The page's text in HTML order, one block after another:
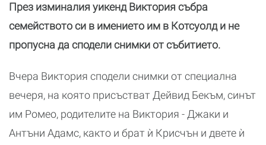
През изминалия уикенд Виктория събра
семейството си в имението им в Котсуолд и не
пропусна да сподели снимки от събитието.
Вчера Виктория сподели снимки от специална
вечеря, на която присъстват Дейвид Бекъм, синът
им Ромео, родителите на Виктория - Джаки и
Антъни Адамс, както и брат ѝ Крисчън и двете ѝ